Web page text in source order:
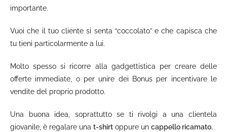
importante.
Vuoi che il tuo cliente si senta “coccolato” e che capisca che
tu tieni particolarmente a lui.
Molto spesso si ricorre alla gadgettistica per creare delle
offerte immediate, o per unire dei Bonus per incentivare le
vendite del proprio prodotto.
Una buona idea, soprattutto se ti rivolgi a una clientela
giovanile, è regalare una t-shirt oppure un cappello ricamato.